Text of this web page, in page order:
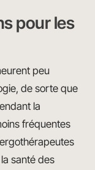
pour les
peu
de sorte que
la
fréquentes
santé des